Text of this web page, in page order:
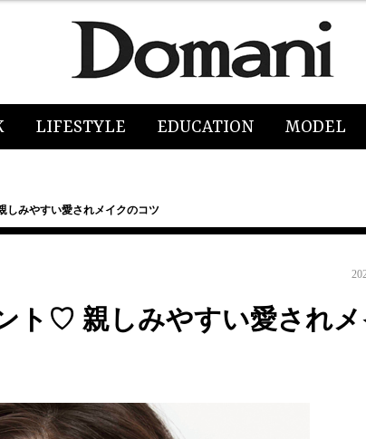
LIFESTYLE EDUCATION MODEL
みやすい愛されメイクのコツ
ト♡ 親しみやすい愛されメ